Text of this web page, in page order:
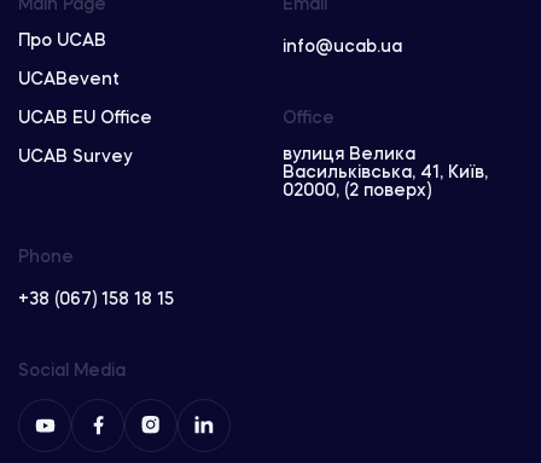
Main Page
Про UCAB
UCABevent
UCAB EU Office
UCAB Survey
Email
info@ucab.ua
Phone
+38 (067) 158 18 15
Office
вулиця Велика
Васильківська, 41, Київ,
02000, (2 поверх)
Social Media